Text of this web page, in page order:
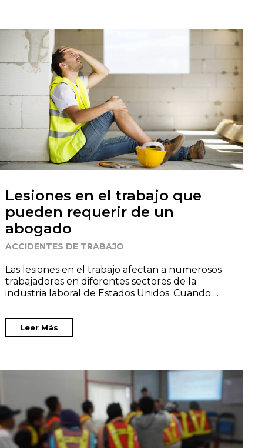
Lesiones en el trabajo que
pueden requerir de un
abogado
ACCIDENTES DE TRABAJO
Las lesiones en el trabajo afectan a numerosos
trabajadores en diferentes sectores de la
industria laboral de Estados Unidos. Cuando ...
Leer Más